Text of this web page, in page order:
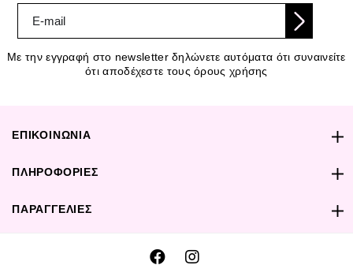
Με την εγγραφή στο newsletter δηλώνετε αυτόματα ότι συναινείτε
ότι αποδέχεστε τους όρους χρήσης
ΕΠΙΚΟΙΝΩΝΙΑ
ΠΛΗΡΟΦΟΡΙΕΣ
ΠΑΡΑΓΓΕΛΙΕΣ